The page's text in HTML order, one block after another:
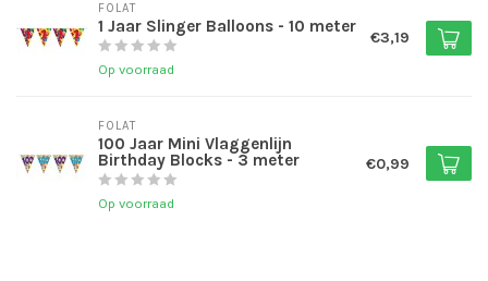
FOLAT
1 Jaar Slinger Balloons - 10 meter
Op voorraad
€3,19
FOLAT
100 Jaar Mini Vlaggenlijn
Birthday Blocks - 3 meter
Op voorraad
€0,99